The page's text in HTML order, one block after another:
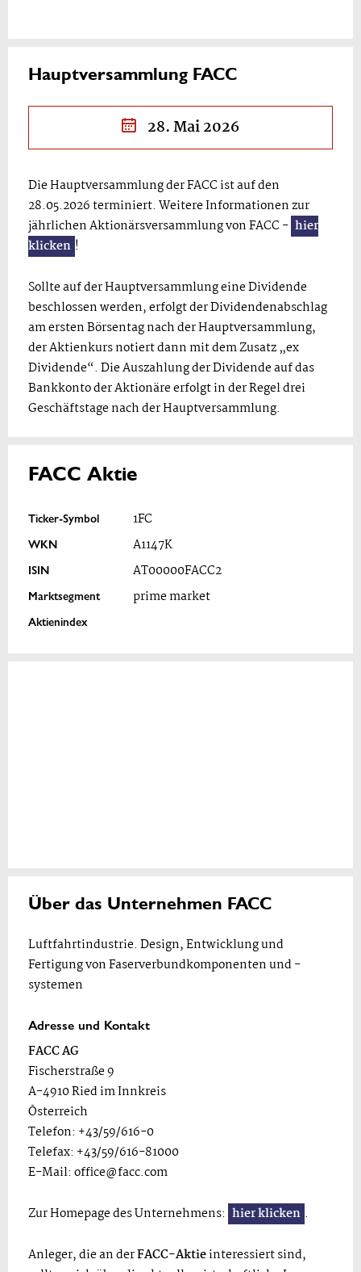
Hauptversammlung FACC
28. Mai 2026
Die Hauptversammlung der FACC ist auf den
28.05.2026 terminiert. Weitere Informationen zur
jährlichen Aktionärsversammlung von FACC - hier
klicken !
Sollte auf der Hauptversammlung eine Dividende
beschlossen werden, erfolgt der Dividendenabschlag
am ersten Börsentag nach der Hauptversammlung,
der Aktienkurs notiert dann mit dem Zusatz „ex
Dividende“. Die Auszahlung der Dividende auf das
Bankkonto der Aktionäre erfolgt in der Regel drei
Geschäftstage nach der Hauptversammlung.
FACC Aktie
Ticker-Symbol 1FC
WKN A1147K
ISIN AT00000FACC2
Marktsegment prime market
Aktienindex
Über das Unternehmen FACC
Luftfahrtindustrie. Design, Entwicklung und
Fertigung von Faserverbundkomponenten und -
systemen
Adresse und Kontakt
FACC AG
Fischerstraße 9
A-4910 Ried im Innkreis
Österreich
Telefon: +43/59/616-0
Telefax: +43/59/616-81000
E-Mail: office@facc.com
Zur Homepage des Unternehmens: hier klicken .
Anleger, die an derFACC-Aktieinteressiert sind,